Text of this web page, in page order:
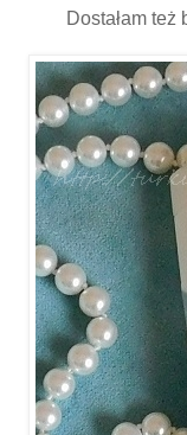
Dostałam też